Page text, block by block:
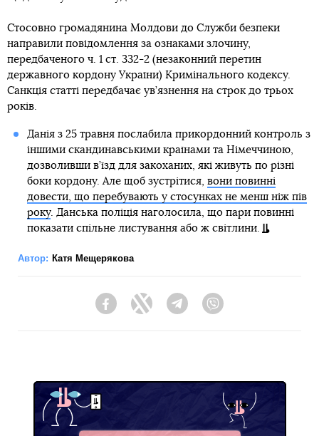
Стосовно громадянина Молдови до Служби безпеки
направили повідомлення за ознаками злочину,
передбаченого ч. 1 ст. 332-2 (незаконний перетин
державного кордону України) Кримінального кодексу.
Санкція статті передбачає ув’язнення на строк до трьох
років.
Данія з 25 травня послабила прикордонний контроль з
іншими скандинавськими країнами та Німеччиною,
дозволивши в’їзд для закоханих, які живуть по різні
боки кордону. Але щоб зустрітися, вони повинні
довести, що перебувають у стосунках не менш ніж пів
року. Данська поліція наголосила, що пари повинні
показати спільне листування або ж світлини.
Автор: Катя Мещерякова
FacebookTwitter Telegram